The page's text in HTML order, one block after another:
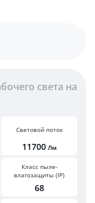
света на
Световой поток
11700 Лм
Класс пыле-
влагозащиты (IP)
68